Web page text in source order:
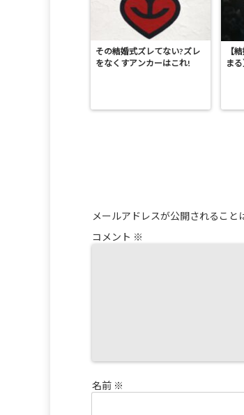
その結婚式ズレてない?ズレ
をなくすアンカーはこれ!
【
ま
メールアドレスが公開されること
コメント ※
名前 ※